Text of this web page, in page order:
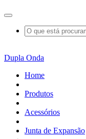
Dupla Onda
Home
Produtos
Acessórios
Junta de Expansão